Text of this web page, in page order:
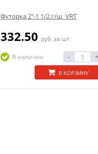
Футорка 2"-1 1/2 г/ш VRT
332.50 руб. за шт
В наличии - +
В КОРЗИНУ